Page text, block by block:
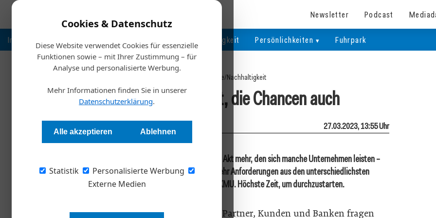
Cookies & Datenschutz
Diese Website verwendet Cookies für essenzielle
Funktionen sowie – mit Ihrer Zustimmung – für
Analyse und personalisierte Werbung.
Mehr Informationen finden Sie in unserer
Datenschutzerklärung.
Alle akzeptieren Ablehnen
Statistik
Personalisierte Werbung
Externe Medien
Newsletter Podcast
Inspiration Nachhaltigkeit Persönlichkeiten Fuhrpark
Startseite/Nachhaltigkeit
Der Druck steigt, die Chancen auch
Stephan Strzyzowski 27.03.2023, 13:55 Uhr
Nachhaltigkeit ist längst kein philanthropischer Akt mehr, den sich manche Unternehmen leisten –
oder eben nicht. Vielmehr schwappen immer mehr Anforderungen aus den unterschiedlichsten
Bereichen in den Aufgabenkatalog heimischer KMU. Höchste Zeit, um durchzustarten.
Potenzielle Mitarbeiter, Investoren, Partner, Kunden und Banken fragen